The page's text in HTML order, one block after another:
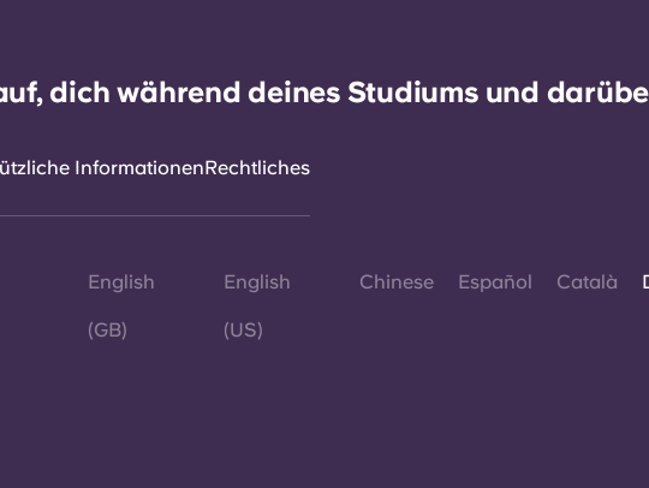
dich während deines Studiums und
InformationenRechtliches
English
(GB)
English
(US)
Chinese Español Català